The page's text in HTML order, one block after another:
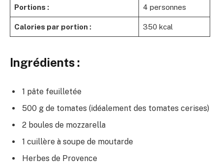
Portions : 4 personnes
Calories par portion : 350 kcal
Ingrédients :
1 pâte feuilletée
500 g de tomates (idéalement des tomates cerises)
2 boules de mozzarella
1 cuillère à soupe de moutarde
Herbes de Provence